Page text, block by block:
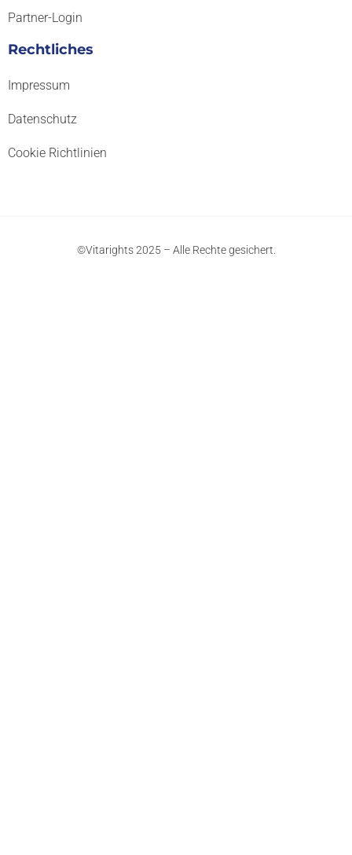
Partner-Login
Rechtliches
Impressum
Datenschutz
Cookie Richtlinien
©Vitarights 2025 – Alle Rechte gesichert.